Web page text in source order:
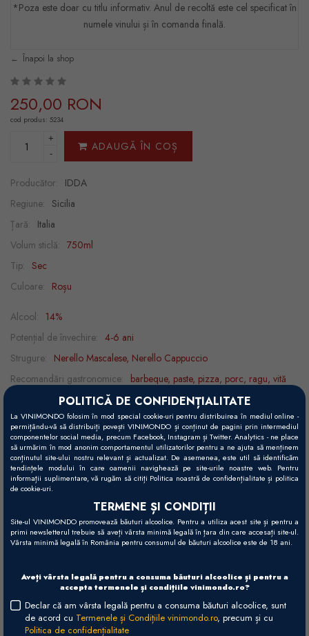
POLITICĂ DE CONFIDENȚIALITATE
La VINIMONDO folosim în mod special cookie-uri pentru distribuirea în mediul online -
permițându-vă să distribuiți povești VINIMONDO și conținut de pagini prin intermediul
componentelor social media, precum Facebook, Instagram și Twitter. Analytics - ne place
să urmărim în mod anonim comportamentul utilizatorilor pentru a ne ajuta să menținem
conținutul site-ului nostru relevant și actualizat. De asemenea, este util să identificăm
tendințele modului în care oamenii navighează pe site-urile noastre web. Pentru
informații suplimentare, vă rugăm să citiți Politica noastră de confidențialitate și politica
de cookie-uri.
TERMENE ȘI CONDIȚII
Site-ul VINIMONDO promovează băuturi alcoolice. Pentru a utiliza acest site și pentru a
primi newsletterul trebuie să aveți vârsta minimă legală în țara din care accesați site-ul.
Vârsta minimă legală în România pentru consumul de băuturi alcoolice este de 18 ani.
Aveți vârsta legală pentru a consuma băuturi alcoolice și pentru a
accepta termenele și condițiile vinimondo.ro?
Declar că am vârsta legală pentru a consuma băuturi alcoolice, sunt
de acord cu Termenele și Condițiile vinimondo.ro, precum și cu
Politica de confidențialitate
*Poza este doar cu titlu informativ. Anul de recoltă este cel specificat în
numele vinului și în comanda finală.
Înapoi la shop
250,00 RON
cod produs: 5234
+
-
ADAUGĂ ÎN COȘ
Producător: IDDA
Regiune: Sicilia
Țară: Italia
Volum sticlă: 750ml
Tip: Sec
Culoare: Roșu
Alcool: 14%
Potențial de învechire: 4-6 ani
Strugure: Nerello Mascalese, Nerello Cappuccio
Recomandări gastronomice: barbeque, paste, pizza, porc, ragu, vită
1h
Temperatură servire:
16 - 18°C
Vizual
Roșu rubiniu intens și strălucitor.
Gustativ
O expresie clară a fructelor coapte și dulci, cu accente subtile de
Olfactiv
Note de violete, cireșe negre și dude.